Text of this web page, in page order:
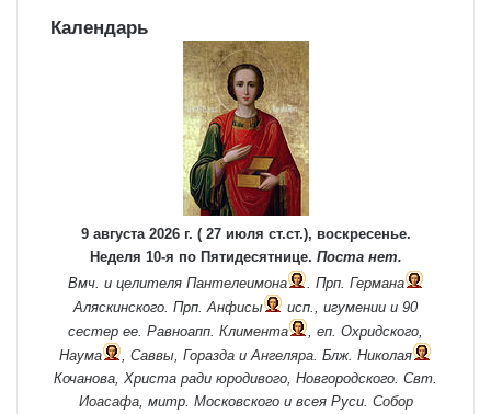
Календарь
9 августа 2026 г. ( 27 июля ст.ст.), воскресенье.
Неделя 10-я по Пятидесятнице. Поста нет.
Вмч. и целителя Пантелеимона . Прп. Германа
Аляскинского. Прп. Анфисы
исп., игумении и 90
сестер ее. Равноапп. Климента
, еп. Охридского,
Наума
Саввы Горазда и Ангеляра . Блж. Николая
Кочанова, Христа ради юродивого, Новгородского. Свт.
Иоасафа, митр. Московского и всея Руси. Собор